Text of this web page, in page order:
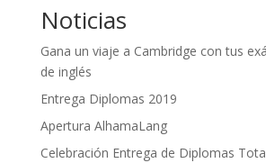
Noticias
Gana un viaje a Cambridge con tus
de inglés
Entrega Diplomas 2019
Apertura AlhamaLang
Celebración Entrega de Diplomas